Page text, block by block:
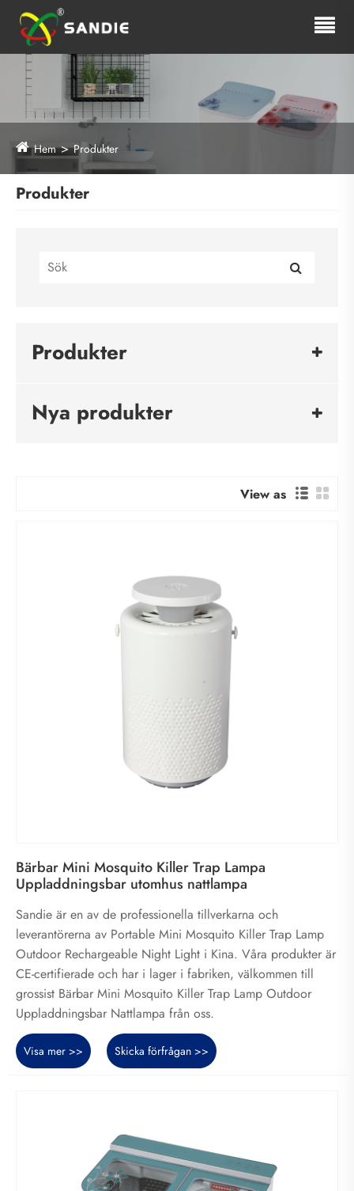
Hem Produkter
Produkter
Produkter
Nya produkter
View as
Bärbar Mini Mosquito Killer Trap Lampa
Uppladdningsbar utomhus nattlampa
Sandie är en av de professionella tillverkarna och
leverantörerna av Portable Mini Mosquito Killer Trap Lamp
Outdoor Rechargeable Night Light i Kina. Våra produkter är
CE-certifierade och har i lager i fabriken, välkommen till
grossist Bärbar Mini Mosquito Killer Trap Lamp Outdoor
Uppladdningsbar Nattlampa från oss.
Visa mer >> Skicka förfrågan >>